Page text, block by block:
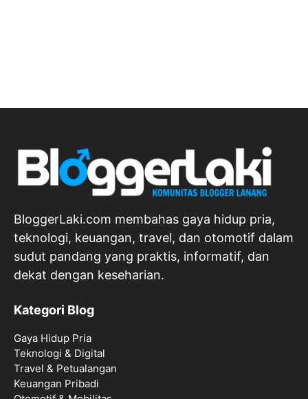
BloggerLaki.com membahas gaya hidup pria,
teknologi, keuangan, travel, dan otomotif dalam
sudut pandang yang praktis, informatif, dan
dekat dengan keseharian.
Kategori Blog
Gaya Hidup Pria
Teknologi & Digital
Travel & Petualangan
Keuangan Pribadi